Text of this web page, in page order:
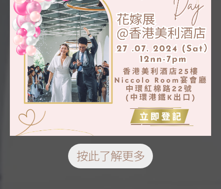
按此了解更多